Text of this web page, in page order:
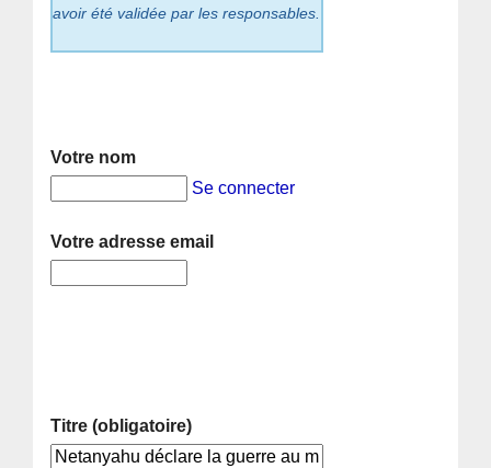
avoir été validée par les responsables.
Votre nom
Se connecter
Votre adresse email
Titre (obligatoire)